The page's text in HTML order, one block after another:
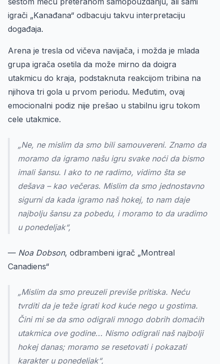
igrači „Kanađana“ odbacuju takvu interpretaciju
događaja.
Arena je tresla od vičeva navijača, i možda je mlada
grupa igrača osetila da može mirno da doigra
utakmicu do kraja, podstaknuta reakcijom tribina na
njihova tri gola u prvom periodu. Međutim, ovaj
emocionalni podiz nije prešao u stabilnu igru tokom
cele utakmice.
„Ne, ne mislim da smo bili samouvereni. Znamo da
moramo da igramo našu igru svake noći da bismo
imali šansu. I ako to ne radimo, vidimo šta se
dešava – kao večeras. Mislim da smo jednostavno
sigurni da kada igramo naš hokej, to nam daje
najbolju šansu za pobedu, i moramo to da uradimo
u ponedeljak“,
— Noa Dobson, odbrambeni igrač „Montreal
Canadiens“
„Mislim da smo preuzeli previše pritiska. Neću
tvrditi da je teže igrati kod kuće nego u gostima.
Čini mi se da smo odigrali mnogo dobrih domaćih
utakmica ove godine... Nismo odigrali naš najbolji
hokej danas; moramo se resetovati i pokazati
karakter u ponedeljak“,